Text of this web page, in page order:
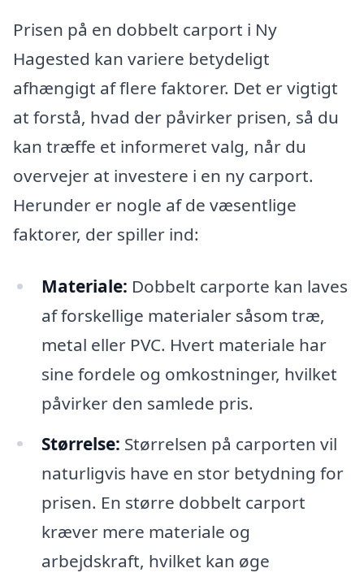
Prisen på en dobbelt carport i Ny
Hagested kan variere betydeligt
afhængigt af flere faktorer. Det er vigtigt
at forstå, hvad der påvirker prisen, så du
kan træffe et informeret valg, når du
overvejer at investere i en ny carport.
Herunder er nogle af de væsentlige
faktorer, der spiller ind:
Materiale: Dobbelt carporte kan laves
af forskellige materialer såsom træ,
metal eller PVC. Hvert materiale har
sine fordele og omkostninger, hvilket
påvirker den samlede pris.
Størrelse: Størrelsen på carporten vil
naturligvis have en stor betydning for
prisen. En større dobbelt carport
kræver mere materiale og
arbejdskraft, hvilket kan øge